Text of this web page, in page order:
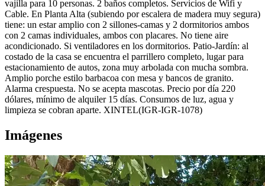
vajilla para 10 personas. 2 baños completos. Servicios de Wifi y
Cable. En Planta Alta (subiendo por escalera de madera muy segura)
tiene: un estar amplio con 2 sillones-camas y 2 dormitorios ambos
con 2 camas individuales, ambos con placares. No tiene aire
acondicionado. Si ventiladores en los dormitorios. Patio-Jardín: al
costado de la casa se encuentra el parrillero completo, lugar para
estacionamiento de autos, zona muy arbolada con mucha sombra.
Amplio porche estilo barbacoa con mesa y bancos de granito.
Alarma crespuesta. No se acepta mascotas. Precio por día 220
dólares, mínimo de alquiler 15 días. Consumos de luz, agua y
limpieza se cobran aparte. XINTEL(IGR-IGR-1078)
Imágenes